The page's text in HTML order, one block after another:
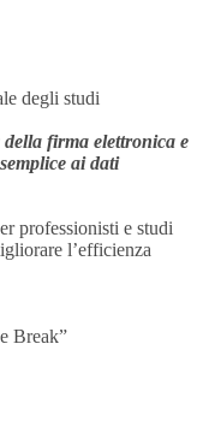
degli studi
firma elettronica e
ai dati
professionisti e studi
l’efficienza
Break”